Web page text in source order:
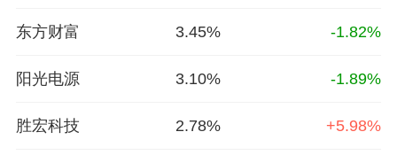
东方财富 3.45% -1.82%
阳光电源 3.10% -1.89%
胜宏科技 2.78% +5.98%